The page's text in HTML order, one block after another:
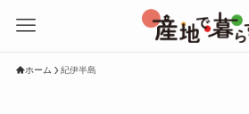
ホーム 紀伊半島